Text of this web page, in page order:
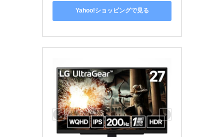
Yahoo!ショッピングで見る